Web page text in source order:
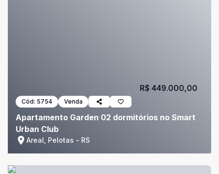
Cód: 5754 Venda
Apartamento Garden 02 dormitórios no Smart
Urban Club
Areal, Pelotas - RS
R$ 449.000,00